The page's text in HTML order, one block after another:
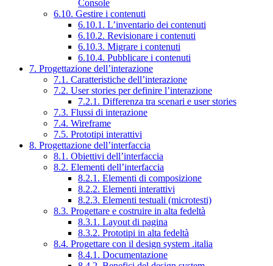
Console
6.10. Gestire i contenuti
6.10.1. L’inventario dei contenuti
6.10.2. Revisionare i contenuti
6.10.3. Migrare i contenuti
6.10.4. Pubblicare i contenuti
7. Progettazione dell’interazione
7.1. Caratteristiche dell’interazione
7.2. User stories per definire l’interazione
7.2.1. Differenza tra scenari e user stories
7.3. Flussi di interazione
7.4. Wireframe
7.5. Prototipi interattivi
8. Progettazione dell’interfaccia
8.1. Obiettivi dell’interfaccia
8.2. Elementi dell’interfaccia
8.2.1. Elementi di composizione
8.2.2. Elementi interattivi
8.2.3. Elementi testuali (microtesti)
8.3. Progettare e costruire in alta fedeltà
8.3.1. Layout di pagina
8.3.2. Prototipi in alta fedeltà
8.4. Progettare con il design system .italia
8.4.1. Documentazione